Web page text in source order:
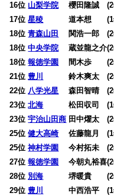
16位 山梨学院 櫻田隆誠 (2
17位星稜 道本想 (1年)
18位青森山田
関浩一郎 (2
18位中央学院 蔵並龍之介
18位報徳学園
間木歩 (2
21位豊川
鈴木爽太 (2年
22位 八学光星 森田智晴 (2
23位北海 松田収司 (1年
23位宇治山田商 田中燿太
25位健大高崎佐藤龍月 (1
25位神村学園
今村拓未 (2
27位報徳学園
今朝丸裕喜
28位 別海 堺暖貴 (2年)
29位豊川
中西浩平 (1年